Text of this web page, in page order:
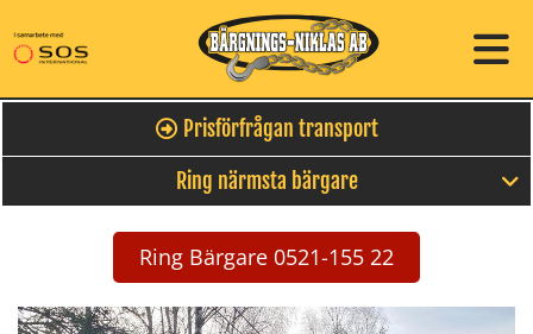
Prisförfrågan transport
Ring närmsta bärgare
Ring Bärgare 0521-155 22